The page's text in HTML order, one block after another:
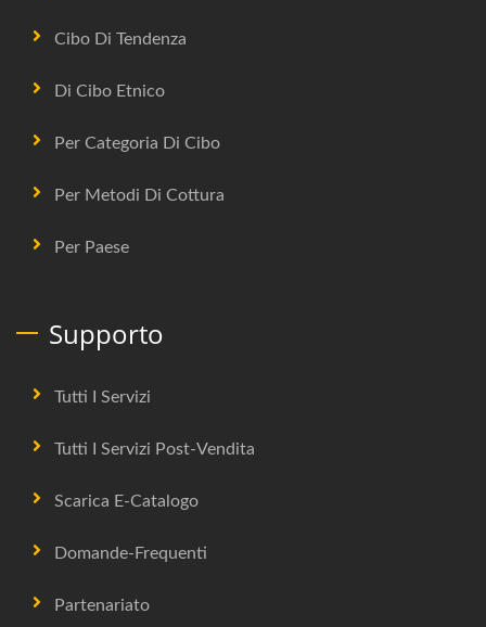
Cibo Di Tendenza
Di Cibo Etnico
Per Categoria Di Cibo
Per Metodi Di Cottura
Per Paese
Supporto
Tutti I Servizi
Tutti I Servizi Post-Vendita
Scarica E-Catalogo
Domande-Frequenti
Partenariato